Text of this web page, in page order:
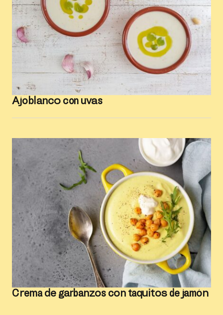
Ajoblanco con uvas
Crema de garbanzos con taquitos de jamón